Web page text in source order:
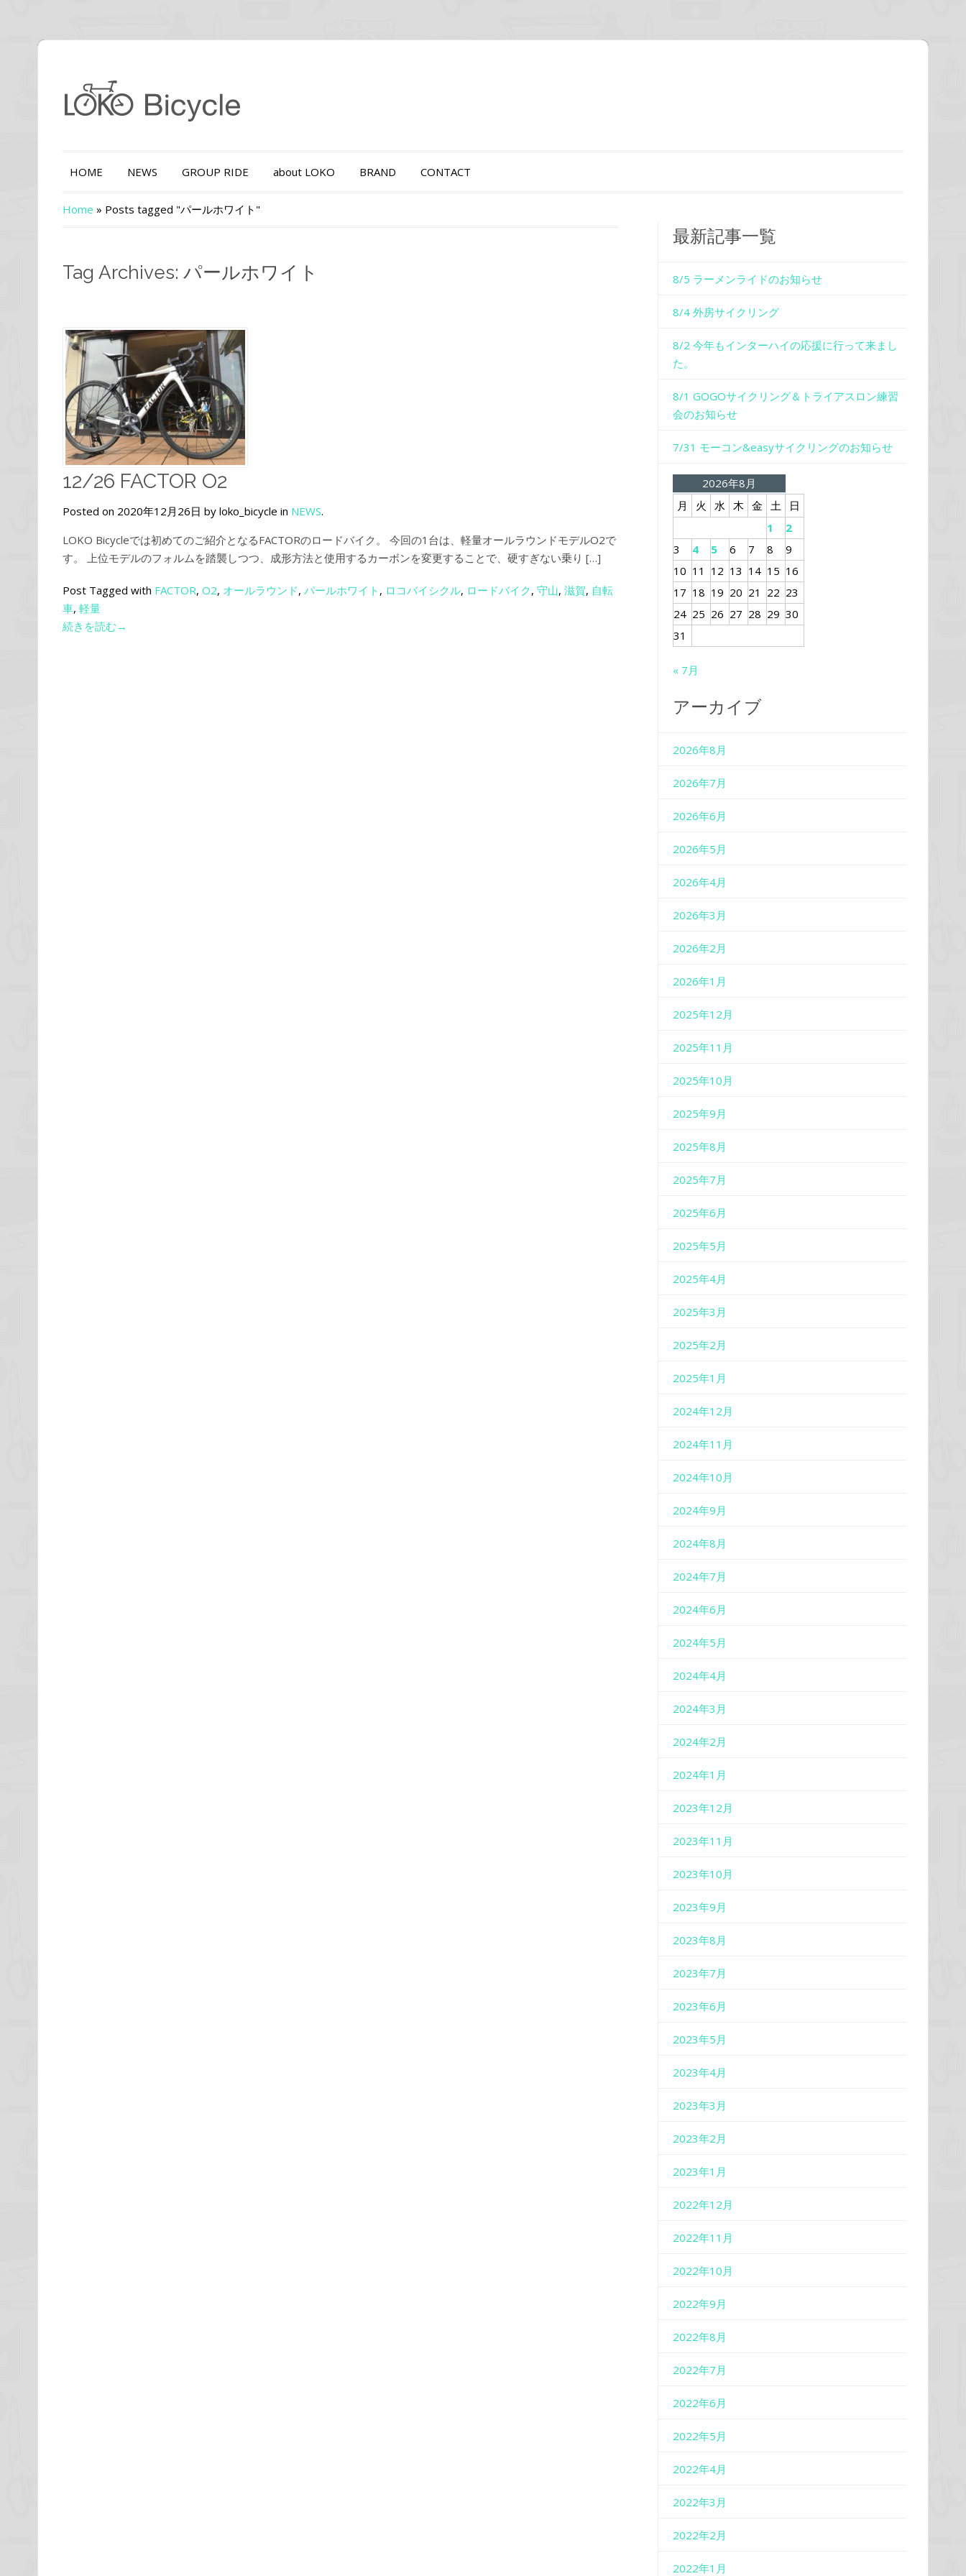
HOME NEWS GROUP RIDE about LOKO BRAND CONTACT
Home » Posts tagged "パールホワイト"
Tag Archives: パールホワイト
12/26 FACTOR O2
Posted on 2020年12月26日 by loko_bicycle in NEWS.
LOKO Bicycleでは初めてのご紹介となるFACTORのロードバイク。 今回の1台は、軽量オールラウンドモデルO2で
す。 上位モデルのフォルムを踏襲しつつ、成形方法と使用するカーボンを変更することで、硬すぎない乗り […]
Post Tagged with FACTOR, O2, オールラウンド, パールホワイト , ロコバイシクル, ロードバイク, 守山, 滋賀, 自転
車, 軽量
続きを読む→
最新記事一覧
8/5 ラーメンライドのお知らせ
8/4 外房サイクリング
8/2 今年もインターハイの応援に行って来まし
た。
8/1 GOGOサイクリング＆トライアスロン練習
会のお知らせ
7/31 モーコン&easyサイクリングのお知らせ
2026年8月
月
火 水 木 金 土
日
1
2
3
4 5 6 7 8
9
10 11 12 13 14 15 16
17 18 19 20 21 22 23
24 25 26 27 28 29 30
31
« 7月
アーカイブ
2026年8月
2026年7月
2026年6月
2026年5月
2026年4月
2026年3月
2026年2月
2026年1月
2025年12月
2025年11月
2025年10月
2025年9月
2025年8月
2025年7月
2025年6月
2025年5月
2025年4月
2025年3月
2025年2月
2025年1月
2024年12月
2024年11月
2024年10月
2024年9月
2024年8月
2024年7月
2024年6月
2024年5月
2024年4月
2024年3月
2024年2月
2024年1月
2023年12月
2023年11月
2023年10月
2023年9月
2023年8月
2023年7月
2023年6月
2023年5月
2023年4月
2023年3月
2023年2月
2023年1月
2022年12月
2022年11月
2022年10月
2022年9月
2022年8月
2022年7月
2022年6月
2022年5月
2022年4月
2022年3月
2022年2月
2022年1月